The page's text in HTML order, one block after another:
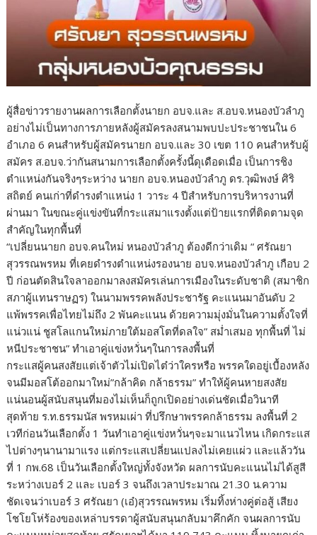
ผู้สื่อข่าวรายงานผลการเลือกตั้งนายก อบจ.และ ส.อบจ.หนองบัวลำภู
อย่างไม่เป็นทางการภายหลังผู้สมัครลงสนามพบปะประชาชนใน 6
อำเภอ 6 คนสำหรับผู้สมัครนายก อบจ.และ 30 เขต 110 คนสำหรับผู้
สมัคร ส.อบจ.ว่ากันสนามการเลือกตั้งครั้งนี้ดุเดือดเมื่อ เป็นการชิง
ตำแหน่งกันจริงๆระหว่าง นายก อบจ.หนองบัวลำภู ดร.วุฒิพงษ์ ศิริ
สถิตย์ คนเก่าที่ดำรงตำแหน่ง 1 วาระ 4 ปีสำหรับการบริหารงานที่
ผ่านมา ในขณะคู่แข่งขันที่กระแสมาแรงตั้งแต่ป้ายแรกที่ติดตามจุด
สำคัญในทุกพื้นที่
“เปลี่ยนนายก อบจ.คนใหม่ หนองบัวลำภู ต้องดีกว่าเดิม “ ศรัณยา
สุวรรณพรหม ที่เคยดำรงตำแหน่งรองนาย อบจ.หนองบัวลำภู เกือบ 2
ปี ก่อนตัดสินใจลาออกมาลงสมัครเล่นการเมืองในระดับชาติ (สมาชิก
สภาผู้แทนราษฏร) ในนามพรรคพลังประชารัฐ คะแนนมาอันดับ 2
แพ้พรรคเพื่อไทยไม่ถึง 2 พันคะแนน ด้วยความมุ่งมั่นในความตั้งใจที่
แน่วแน่ ชูสโลแกนใหม่ภายใต้มอสโตที่ดลใจ” สม่ำเสมอ ทุกพื้นที่ ไม่
หนีประชาชน” ทำเอาคู่แข่งหวั่นๆในการลงพื้นที่
กระแสผู้คนสงสัยแต่เจ้าตัวไม่เปิดไต๋ว่าใครหรือ พรรคใดอยู่เบื้องหลัง
จนมีมอสโต้ออกมาใหม่”กล้าคิด กล้าธรรม” ทำให้ผู้คนหายสงสัย
แน่นอนผู้สนับสนุนที่มองไม่เห็นก็ถูกเปิดอย่างเด่นชัดเมื่อวินาที
สุดท้าย ร.ท.ธรรมนัส พรหมเผ่า ที่ปรึกษาพรรคกล้าธรรม ลงพื้นที่ 2
เวทีก่อนวันเลือกตั้ง 1 วันทำเอาคู่แข่งหวั่นๆจะมาแนวไหน เกิดกระแส
ไปต่างๆนานามาแรง แต่กระแสเปลี่ยนแปลงไม่เคยแผ่ว และแล้ววัน
ที่ 1 กพ.68 เป็นวันเลือกตั้งใหญ่ทั้งจังหวัด ผลการนับคะแนนไม่ได้สูสี
ระหว่างเบอร์ 2 และ เบอร์ 3 จนถึงเวลาประมาณ 21.30 น.ความ
ชัดเจนว่าเบอร์ 3 ศรัณยา (เอ๋)สุวรรณพรหม เริ่มทิ้งห่างคู่ต่อสู้ เสียง
โชโยโห่ร้องของเหล่าบรรดาผู้สนับสนุนกลับมาคึกคัก จนผลการนับ